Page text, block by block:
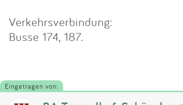
Verkehrsverbindung:
Busse 174, 187.
Eingetragen von: